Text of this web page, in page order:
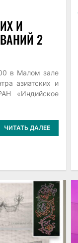
И
2
в Малом зале
азиатских и
«Индийское
ЧИТАТЬ ДАЛЕЕ